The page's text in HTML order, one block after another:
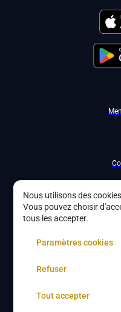
Nous utilisons des
Vous pouvez choisir
tous les accepter.
Paramètres cookies
Refuser
Tout accepter